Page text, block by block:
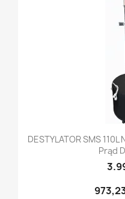
DESTYLATOR SMS 110L
Prąd